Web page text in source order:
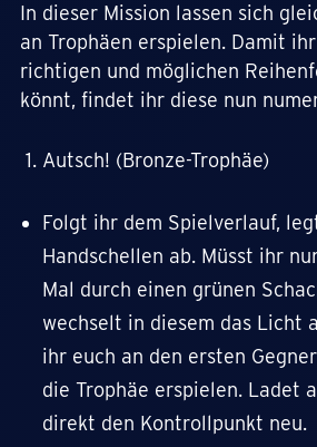
In dieser Mission lassen sich
an Trophäen erspielen. Damit
richtigen und möglichen
könnt, findet ihr diese nun
Autsch! (Bronze-Trophäe)
Folgt ihr dem Spielverlauf,
Handschellen ab. Müsst ihr
Mal durch einen grünen
wechselt in diesem das Licht
ihr euch an den ersten
die Trophäe erspielen. Ladet
direkt den Kontrollpunkt neu.